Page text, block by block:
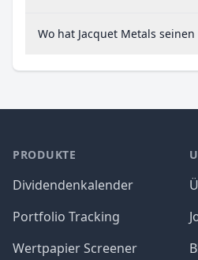
Wo hat Jacquet Metals
PRODUKTE
Dividendenkalender
Portfolio Tracking
Wertpapier Screener